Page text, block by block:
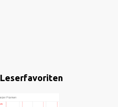
Leserfavoriten